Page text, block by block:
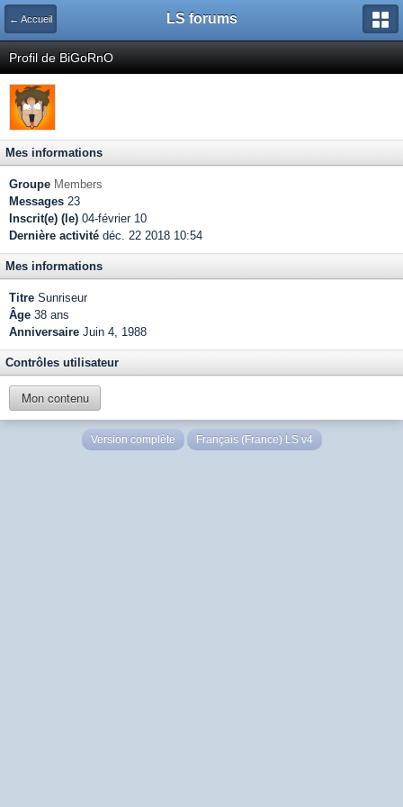
← Accueil LS forums
Profil de BiGoRnO
Mes informations
Groupe Members
Messages 23
Inscrit(e) (le) 04-février 10
Dernière activité déc. 22 2018 10:54
Mes informations
Titre Sunriseur
Âge 38 ans
Anniversaire Juin 4, 1988
Contrôles utilisateur
Mon contenu
Version complète Français (France) LS v4